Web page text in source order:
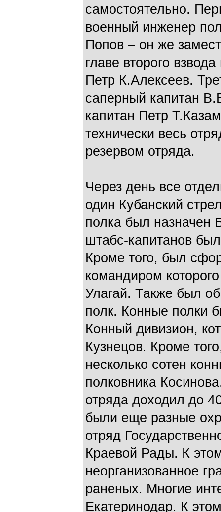
самостоятельно.
военный инженер
Попов – он же
главе второго
Петр К.Алексеев.
саперный капитан
капитан Петр
технически весь
резервом отряда.
Через день все
один Кубанский
полка был назначен
штабс-капитанов
Кроме того, был
командиром
Улагай. Также был
полк. Конные полки
Конный дивизион,
Кузнецов. Кроме
несколько сотен
полковника
отряда доходил до
были еще разные
отряд
Краевой Рады. К
неорганизованное
раненых. Многие
Екатеринодар. К